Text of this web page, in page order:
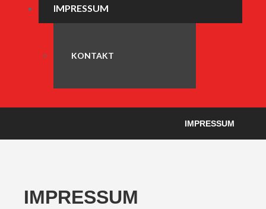
IMPRESSUM
KONTAKT
IMPRESSUM
IMPRESSUM